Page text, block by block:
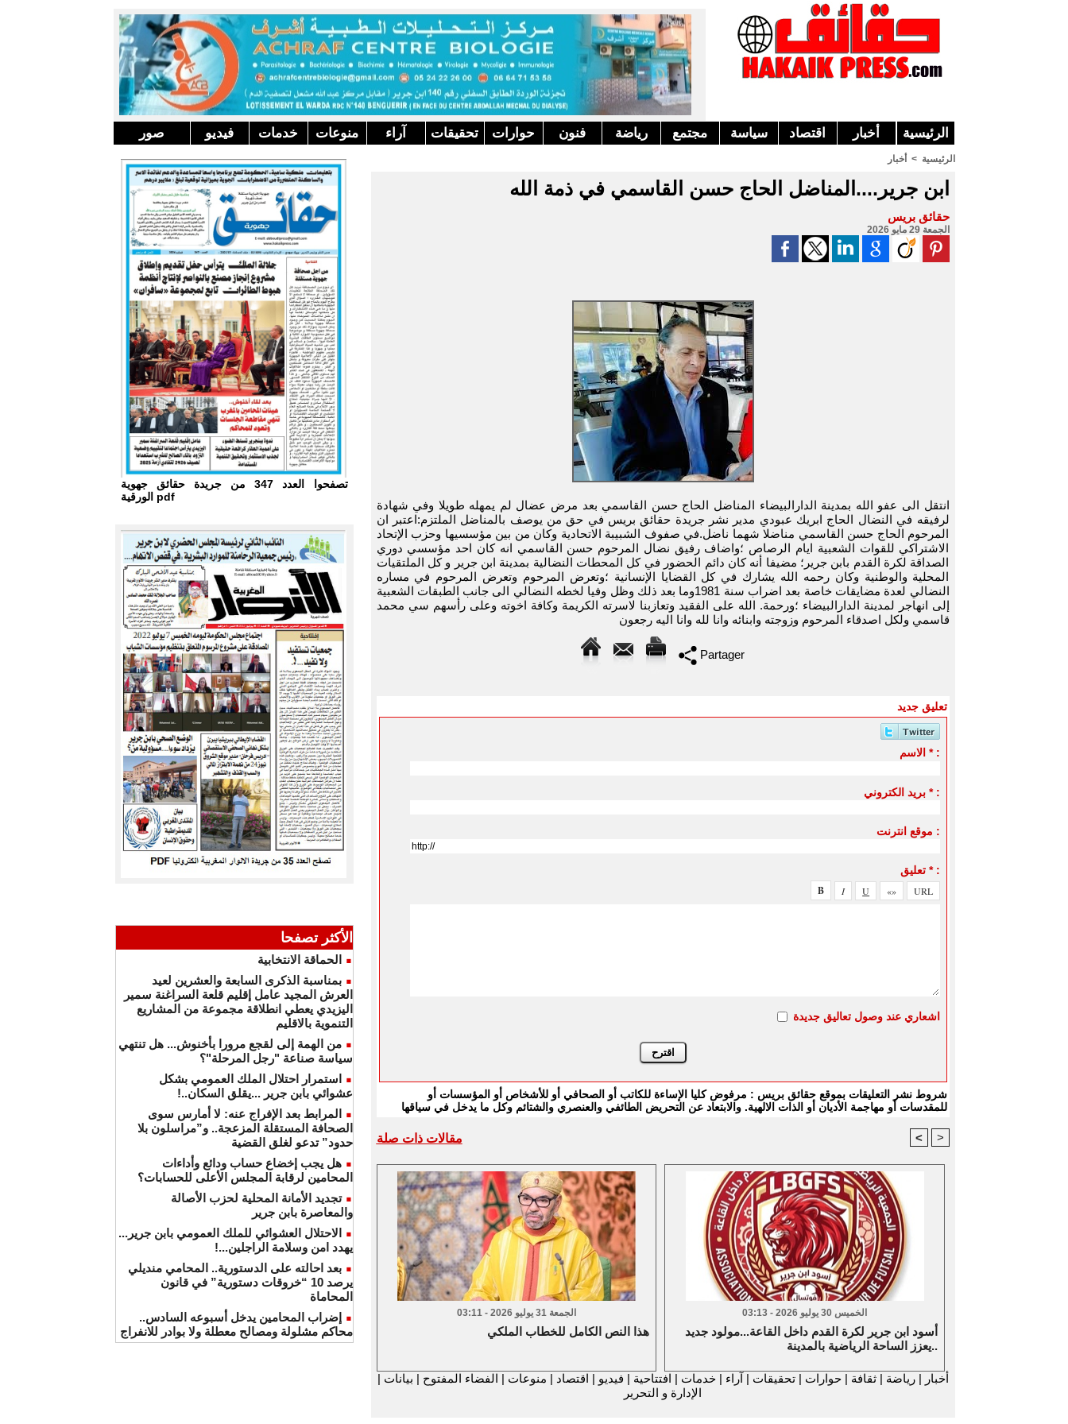
الرئيسية أخبار اقتصاد سياسة مجتمع رياضة فنون حوارات تحقيقات آراء منوعات خدمات فيديو صور
تصفحوا العدد 347 من جريدة حقائق جهوية
الورقية pdf
الأكثر تصفحا
الحماقة الانتخابية
بمناسبة الذكرى السابعة والعشرين لعيد
العرش المجيد عامل إقليم قلعة السراغنة سمير
اليزيدي يعطي انطلاقة مجموعة من المشاريع
التنموية بالاقليم
من الهمة إلى لقجع مرورا بأخنوش... هل تنتهي
سياسة صناعة "رجل المرحلة"؟
استمرار احتلال الملك العمومي بشكل
عشوائي بابن جرير ...يقلق السكان..!
المرابط بعد الإفراج عنه: لا أمارس سوى
الصحافة المستقلة المزعجة.. و”مراسلون بلا
حدود” تدعو لغلق القضية
هل يجب إخضاع حساب ودائع وأداءات
المحامين لرقابة المجلس الأعلى للحسابات؟
تجديد الأمانة المحلية لحزب الأصالة
والمعاصرة بابن جرير
الاحتلال العشوائي للملك العمومي بابن جرير...
يهدد امن وسلامة الراجلين...!
بعد احالته على الدستورية.. المحامي منديلي
يرصد 10 “خروقات دستورية” في قانون
المحاماة
إضراب المحامين يدخل أسبوعه السادس..
محاكم مشلولة ومصالح معطلة ولا بوادر للانفراج
الرئيسية > أخبار
ابن جرير....المناضل الحاج حسن القاسمي في ذمة الله
حقائق بريس
الجمعة 29 مايو 2026
انتقل الى عفو الله بمدينة الدارالبيضاء المناضل الحاج حسن القاسمي بعد مرض عضال لم يمهله طويلا وفي شهادة
لرفيقه في النضال الحاج ابريك عبودي مدير نشر جريدة حقائق بريس في حق من يوصف بالمناضل الملتزم:اعتبر ان
المرحوم الحاج حسن القاسمي مناضلا شهما ناضل.في صفوف الشبيبة الاتحادية وكان من بين مؤسسيها وحزب الإتحاد
الاشتراكي للقوات الشعبية ايام الرصاص ؛واضاف رفيق نضال المرحوم حسن القاسمي انه كان احد مؤسسي دوري
الصداقة لكرة القدم بابن جرير؛ مضيفا أنه كان دائم الحضور في كل المحطات النضالية بمدينة ابن جرير و كل الملتقيات
المحلية والوطنية وكان رحمه الله يشارك في كل القضايا الإنسانية ؛وتعرض المرحوم وتعرض المرحوم في مساره
النضالي لعدة مضايقات خاصة بعد اضراب سنة 1981وما بعد ذلك وظل وفيا لخطه النضالي الى جانب الطبقات الشعبية
إلى انهاجر لمدينة الدارالبيضاء ؛ورحمة. الله على الفقيد وتعازبنا لاسرته الكريمة وكافة اخوته وعلى رأسهم سي محمد
قاسمي ولكل اصدقاء المرحوم وزوجته وابنائه وانا لله وانا اليه رجعون
Partager
تعليق جديد
الاسم * :
بريد الكتروني * :
موقع انترنت :
تعليق * :
اشعاري عند وصول تعاليق جديدة
شروط نشر التعليقات بموقع حقائق بريس : مرفوض كليا الإساءة للكاتب أو الصحافي أو للأشخاص أو المؤسسات أو
للمقدسات أو مهاجمة الأديان أو الذات الالهية. والابتعاد عن التحريض الطائفي والعنصري والشتائم وكل ما يدخل في سياقها
مقالات ذات صلة < >
الجمعة 31 يوليو 2026 - 03:11
هذا النص الكامل للخطاب الملكي
الخميس 30 يوليو 2026 - 03:13
أسود ابن جرير لكرة القدم داخل القاعة...مولود جديد
يعزز الساحة الرياضية بالمدينة..
أخبار |رياضة |ثقافة |حوارات |تحقيقات | آراء |خدمات | افتتاحية | فيديو | اقتصاد | منوعات | الفضاء المفتوح | بيانات |
الإدارة و التحرير